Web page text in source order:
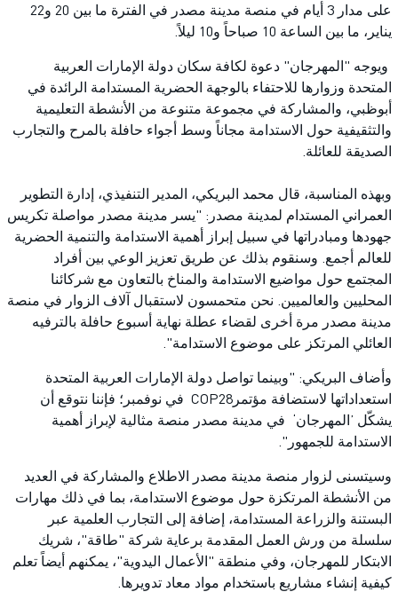
على مدار 3 أيام في منصة مدينة مصدر في الفترة ما بين 20 و22
يناير، ما بين الساعة 10 صباحاً و10 ليلاً.
ويوجه "المهرجان" دعوة لكافة سكان دولة الإمارات العربية
المتحدة وزوارها للاحتفاء بالوجهة الحضرية المستدامة الرائدة في
أبوظبي، والمشاركة في مجموعة متنوعة من الأنشطة التعليمية
والتثقيفية حول الاستدامة مجاناً وسط أجواء حافلة بالمرح والتجارب
الصديقة للعائلة.
وبهذه المناسبة، قال محمد البريكي، المدير التنفيذي، إدارة التطوير
العمراني المستدام لمدينة مصدر: "يسر مدينة مصدر مواصلة تكريس
جهودها ومبادراتها في سبيل إبراز أهمية الاستدامة والتنمية الحضرية
للعالم أجمع. وسنقوم بذلك عن طريق تعزيز الوعي بين أفراد
المجتمع حول مواضيع الاستدامة والمناخ بالتعاون مع شركائنا
المحليين والعالميين. نحن متحمسون لاستقبال آلاف الزوار في منصة
مدينة مصدر مرة أخرى لقضاء عطلة نهاية أسبوع حافلة بالترفيه
العائلي المرتكز على موضوع الاستدامة".
وأضاف البريكي: "وبينما تواصل دولة الإمارات العربية المتحدة
استعداداتها لاستضافة مؤتمرCOP28 في نوفمبر؛ فإننا نتوقع أن
يشكّل ’المهرجان‘ في مدينة مصدر منصة مثالية لإبراز أهمية
الاستدامة للجمهور".
وسيتسنى لزوار منصة مدينة مصدر الاطلاع والمشاركة في العديد
من الأنشطة المرتكزة حول موضوع الاستدامة، بما في ذلك مهارات
البستنة والزراعة المستدامة، إضافة إلى التجارب العلمية عبر
سلسلة من ورش العمل المقدمة برعاية شركة "طاقة"، شريك
الابتكار للمهرجان، وفي منطقة "الأعمال اليدوية"، يمكنهم أيضاً تعلم
كيفية إنشاء مشاريع باستخدام مواد معاد تدويرها.